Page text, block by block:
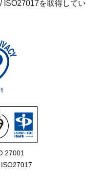
ISO27017を取得してい
27001